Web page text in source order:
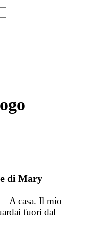
di Mary
A casa. Il mio
fuori dal